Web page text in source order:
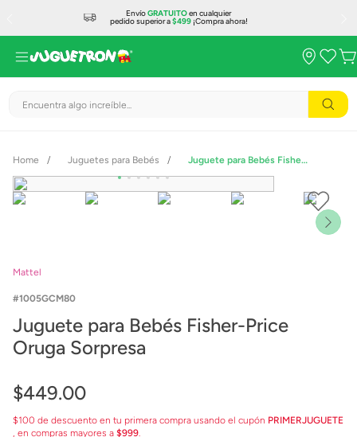
EnvíoGRATUITOen cualquier
pedido superior a$499¡Compra ahora!
Encuentra algo increíble...
Juguetes para Bebés Juguete para Bebés Fisher-Price Oruga Sorpresa
Mattel
1005GCM80
Juguete para Bebés Fisher-Price
Oruga Sorpresa
$449.00
$100 de descuento en tu primera compra usando el cupón PRIMERJUGUETE
, en compras mayores a $999.